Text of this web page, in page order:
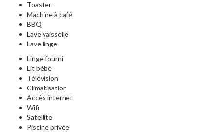
Toaster
Machine à café
BBQ
Lave vaisselle
Lave linge
Linge fourni
Lit bébé
Télévision
Climatisation
Accès internet
Wifi
Satellite
Piscine privée